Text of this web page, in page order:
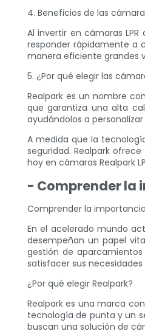
4. Beneficios de las
Al invertir en cámaras
responder rápidamente a
manera eficiente grandes
5. ¿Por qué elegir las
Realpark es un nombre
que garantiza una alta
ayudándolos a
A medida que la
seguridad. Realpark
hoy en cámaras Realpark
- Comprender la
Comprender la
En el acelerado mundo
desempeñan un papel
gestión de
satisfacer sus
¿Por qué elegir Realpark?
Realpark es una marca
tecnología de punta y un
buscan una solución de